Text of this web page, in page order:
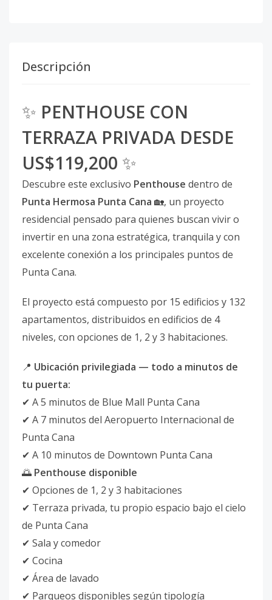
Descripción
✨ PENTHOUSE CON
TERRAZA PRIVADA DESDE
US$119,200 ✨
Descubre este exclusivo Penthouse dentro de
Punta Hermosa Punta Cana 🏡, un proyecto
residencial pensado para quienes buscan vivir o
invertir en una zona estratégica, tranquila y con
excelente conexión a los principales puntos de
Punta Cana.
El proyecto está compuesto por 15 edificios y 132
apartamentos, distribuidos en edificios de 4
niveles, con opciones de 1, 2 y 3 habitaciones.
📍 Ubicación privilegiada — todo a minutos de
tu puerta:
✔ A 5 minutos de Blue Mall Punta Cana
✔ A 7 minutos del Aeropuerto Internacional de
Punta Cana
✔ A 10 minutos de Downtown Punta Cana
🌅 Penthouse disponible
✔ Opciones de 1, 2 y 3 habitaciones
✔ Terraza privada, tu propio espacio bajo el cielo
de Punta Cana
✔ Sala y comedor
✔ Cocina
✔ Área de lavado
✔ Parqueos disponibles según tipología